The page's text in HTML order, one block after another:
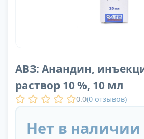
АВЗ: Анандин,
раствор 10 %, 10 мл
0.0(0 отзывов)
Нет в наличии